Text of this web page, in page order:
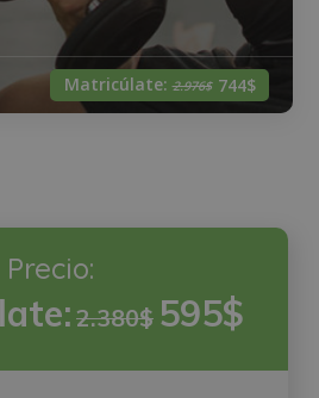
Matricúlate:2.976$ 744$
Precio:
2.380$ 595$